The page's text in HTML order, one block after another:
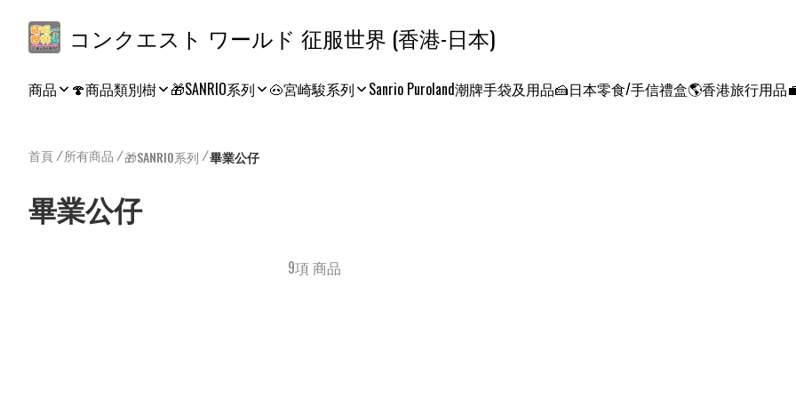
コンクエスト ワールド 征服世界 (香港-日本)
商品 🍄商品類別樹 🎁SANRIO系列 🐽宮崎駿系列 Sanrio Puroland潮牌手袋及用品🍰日本零食/手信禮盒🌎香港旅行用品
首頁/所有商品 /🎁SANRIO系列 /畢業公仔
畢業公仔
9項 商品